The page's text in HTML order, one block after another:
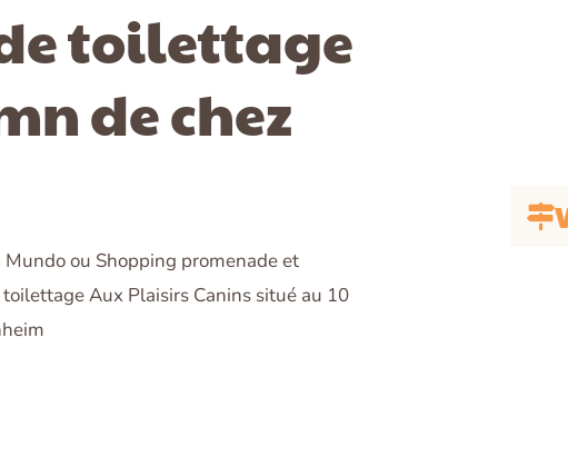
toilettage
de chez
Mundo ou Shopping promenade et
Aux Plaisirs Canins situé au 10